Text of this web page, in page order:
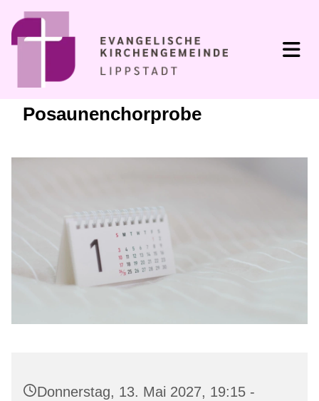
Posaunenchorprobe
Donnerstag, 13. Mai 2027, 19:15 -